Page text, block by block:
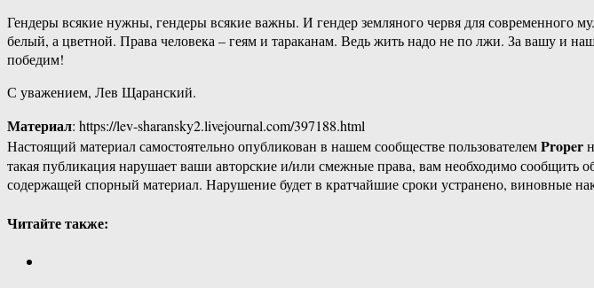
Гендеры всякие нужны, гендеры всякие важны. И гендер земляного червя для современного
белый, а цветной. Права человека – геям и тараканам. Ведь жить надо не по лжи. За вашу и
победим!
С уважением, Лев Щаранский.
Материал: https://lev-sharansky2.livejournal.com/397188.html
Настоящий материал самостоятельно опубликован в нашем сообществе пользователемProper
такая публикация нарушает ваши авторские и/или смежные права, вам необходимо сообщить
содержащей спорный материал. Нарушение будет в кратчайшие сроки устранено, виновные
Читайте также: